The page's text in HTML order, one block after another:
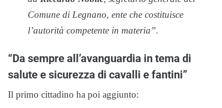
Comune di Legnano, ente che costituisce
l’autorità competente in materia”.
“Da sempre all’avanguardia in tema di
salute e sicurezza di cavalli e fantini”
Il primo cittadino ha poi aggiunto: